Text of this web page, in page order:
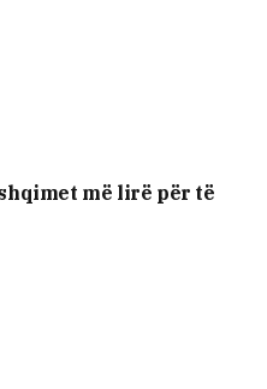
më lirë për të